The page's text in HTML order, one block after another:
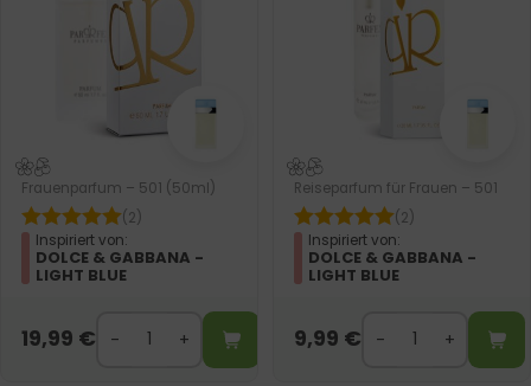
Frauenparfum – 501 (50ml)
(2)
Inspiriert von:
DOLCE & GABBANA -
LIGHT BLUE
19,99 €
Reiseparfum für Frauen – 501
(2)
Inspiriert von:
DOLCE & GABBANA -
LIGHT BLUE
9,99 €